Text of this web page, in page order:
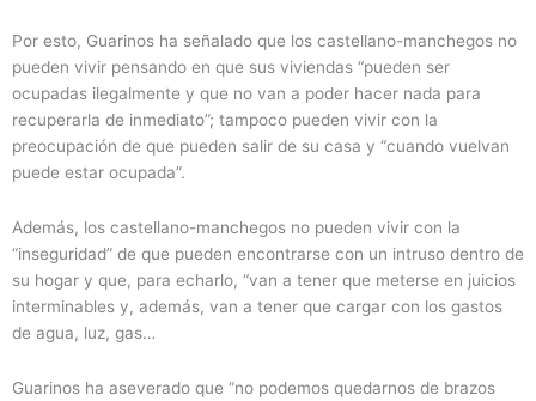
Por esto, Guarinos ha señalado que los castellano-manchegos no
pueden vivir pensando en que sus viviendas “pueden ser
ocupadas ilegalmente y que no van a poder hacer nada para
recuperarla de inmediato”; tampoco pueden vivir con la
preocupación de que pueden salir de su casa y “cuando vuelvan
puede estar ocupada”.
Además, los castellano-manchegos no pueden vivir con la
“inseguridad” de que pueden encontrarse con un intruso dentro de
su hogar y que, para echarlo, “van a tener que meterse en juicios
interminables y, además, van a tener que cargar con los gastos
de agua, luz, gas…
Guarinos ha aseverado que “no podemos quedarnos de brazos